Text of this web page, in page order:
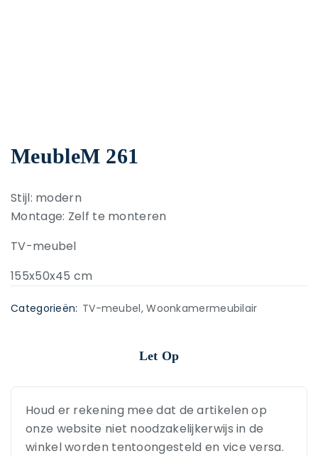
MeubleM 261
Stijl: modern
Montage: Zelf te monteren
TV-meubel
155x50x45 cm
Categorieën: TV-meubel,Woonkamermeubilair
Let Op
Houd er rekening mee dat de artikelen op
onze website niet noodzakelijkerwijs in de
winkel worden tentoongesteld en vice versa.